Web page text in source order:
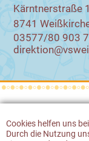
Cookies helfen uns
Durch die Nutzung
Kärntnerstraße
8741
03577/80 903
©